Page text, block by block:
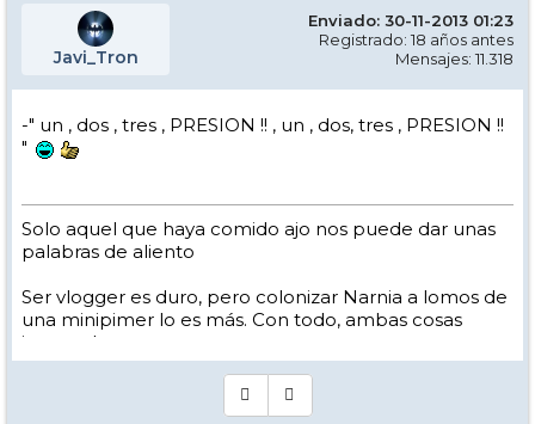
Javi_Tron
Enviado: 30-11-2013 01:23
Registrado: 18 años antes
Mensajes: 11.318
-" un , dos , tres , PRESION !! , un , dos, tres , PRESION !!
"
Solo aquel que haya comido ajo nos puede dar unas
palabras de aliento
Ser vlogger es duro, pero colonizar Narnia a lomos de
una minipimer lo es más. Con todo, ambas cosas
intento hacer.
Yo hago esquí extremo : voy de extremo a extremo
Los caminos del esquí son inescrotables ...